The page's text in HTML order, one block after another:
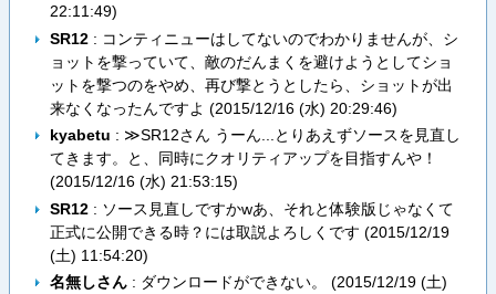
22:11:49)
SR12: コンティニューはしてないのでわかりませんが、シ
ョットを撃っていて、敵のだんまくを避けようとしてショ
ットを撃つのをやめ、再び撃とうとしたら、ショットが出
来なくなったんですよ (2015/12/16 (水) 20:29:46)
kyabetu : ≫SR12さん うーん...とりあえずソースを見直し
てきます。と、同時にクオリティアップを目指すんや！
(2015/12/16 (水) 21:53:15)
SR12: ソース見直しですかwあ、それと体験版じゃなくて
正式に公開できる時？には取説よろしくです (2015/12/19
(土) 11:54:20)
名無しさん: ダウンロードができない。 (2015/12/19 (土)